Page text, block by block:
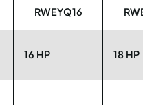
RWEYQ16
16 HP 18 HP